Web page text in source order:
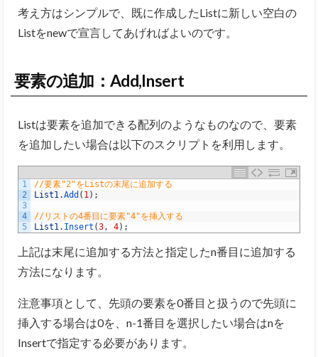
考え方はシンプルで、既に作成したListに新しい空白の
Listをnewで宣言してあげればよいのです。
要素の追加：Add,Insert
Listは要素を追加できる配列のようなものなので、要素
を追加したい場合は以下のスクリプトを利用します。
1
2
3
4
5
//要素"2"をListの末尾に追加する
List1.Add ( 1) ;
//リストの4番目に要素"4"を挿入する
List1. Insert (3, 4) ;
上記は末尾に追加する方法と指定したn番目に追加する
方法になります。
注意事項として、先頭の要素を0番目と扱うので先頭に
挿入する場合は0を、n-1番目を選択したい場合はnを
Insertで指定する必要があります。